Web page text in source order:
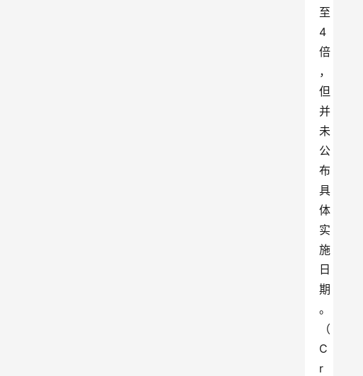
至
4
倍
，
但
并
未
公
布
具
体
实
施
日
期
。
（
C
r